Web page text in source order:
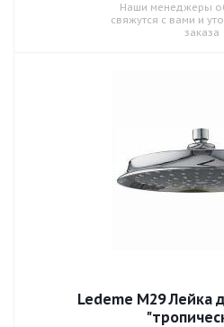
Наши менеджеры
свяжутся с вами и
заказа
Ledeme M29 Лейка